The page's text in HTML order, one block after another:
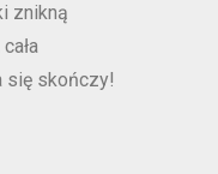
znikną
się skończy!